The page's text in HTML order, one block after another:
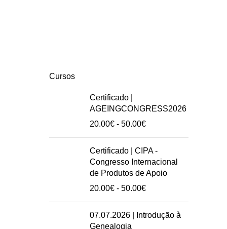
Cursos
Certificado |
AGEINGCONGRESS2026
20.00€ - 50.00€Intervalo
preços:
20.00€
a
50.00€
Certificado | CIPA -
Congresso Internacional
de Produtos de Apoio
20.00€ - 50.00€Intervalo
preços:
20.00€
07.07.2026 | Introdução à
Genealogia